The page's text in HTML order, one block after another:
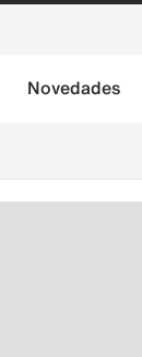
Novedades